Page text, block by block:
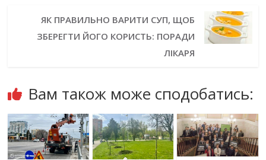
ЯК ПРАВИЛЬНО ВАРИТИ СУП, ЩОБ
ЗБЕРЕГТИ ЙОГО КОРИСТЬ: ПОРАДИ
ЛІКАРЯ
Вам також може сподобатись: